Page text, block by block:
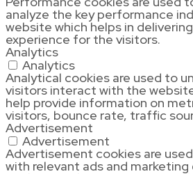
analyze the key performance
website which helps in
experience for the visitors.
Analytics
Analytics
Analytical cookies are used to
visitors interact with the
help provide information on
visitors, bounce rate, traffic
Advertisement
Advertisement
Advertisement cookies are
with relevant ads and